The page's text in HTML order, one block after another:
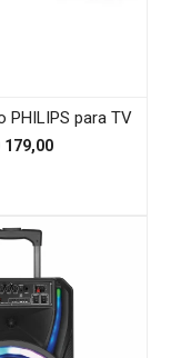
PHILIPS para TV
179,00